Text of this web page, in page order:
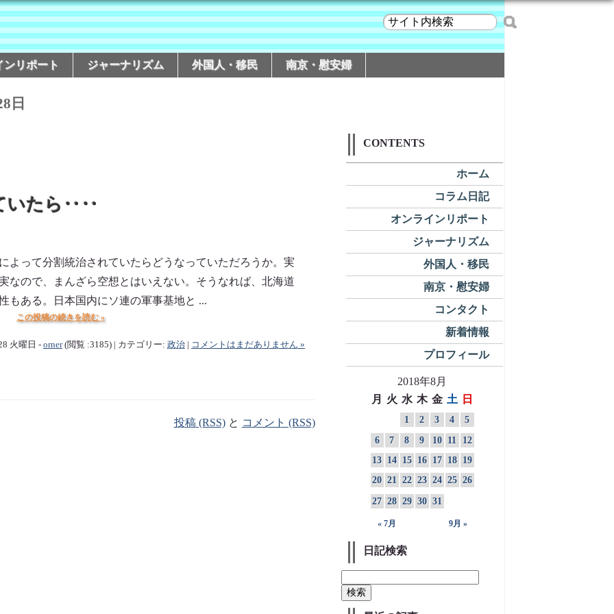
ンリポート ジャーナリズム 外国人・移民 南京・慰安婦
日
いたら‥‥
よって分割統治されていたらどうなっていただろうか。実
なので、まんざら空想とはいえない。そうなれば、北海道
もある。日本国内にソ連の軍事基地と ...
この投稿の続きを読む »
火曜日 - orner(閲覧 :3185) | カテゴリー: 政治| コメントはまだありません »
投稿 (RSS)と コメント (RSS)
CONTENTS
ホーム
コラム日記
オンラインリポート
ジャーナリズム
外国人・移民
南京・慰安婦
コンタクト
新着情報
プロフィール
2018年8月
月 火 水 木 金 土 日
« 7月 9月 »
1 2 3 4
5
6
7 8 9 10 11
12
13 14 15 16 17 18
19
20 21 22 23 24 25 26
27 28 29 30 31
日記検索